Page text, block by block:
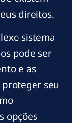
direitos.
sistema
pode ser
e as
proteger seu
opções